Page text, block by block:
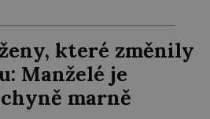
II. pořádá velkolepé
Pražané vůbec poprvé
slona […]
které změnily
Manželé je
marně